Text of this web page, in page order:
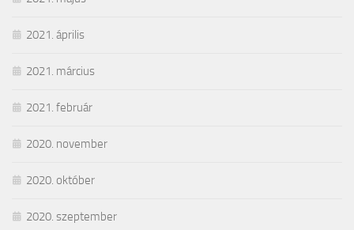
2021. április
2021. március
2021. február
2020. november
2020. október
2020. szeptember